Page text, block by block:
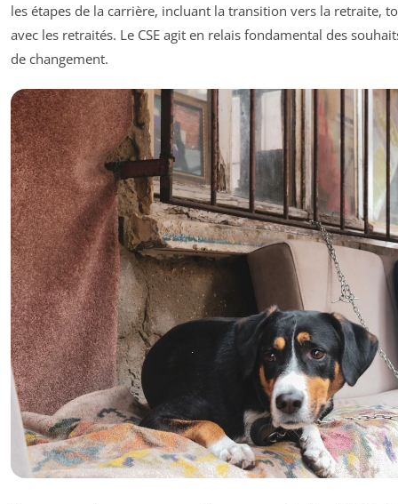
les étapes de la carrière, incluant la transition vers la retraite,
avec les retraités. Le CSE agit en relais fondamental des
de changement.